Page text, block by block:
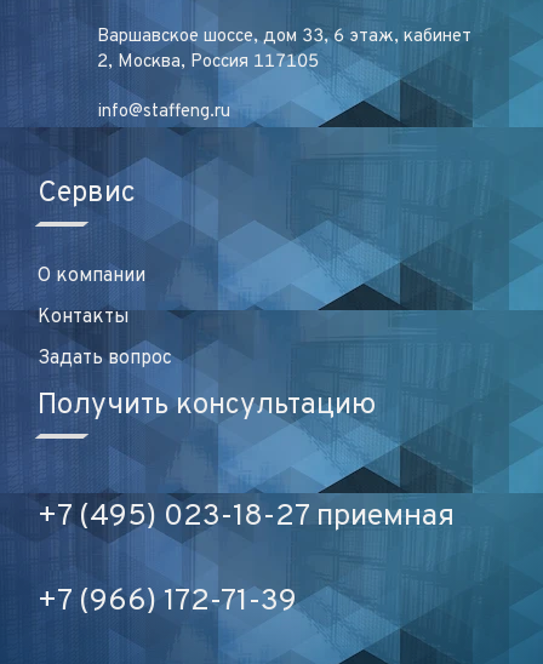
Варшавское шоссе, дом 33, 6 этаж, кабинет
2, Москва, Россия 117105
info@staffeng.ru
Сервис
О компании
Контакты
Задать вопрос
Получить консультацию
+7 (495) 023-18-27 приемная
+7 (966) 172-71-39